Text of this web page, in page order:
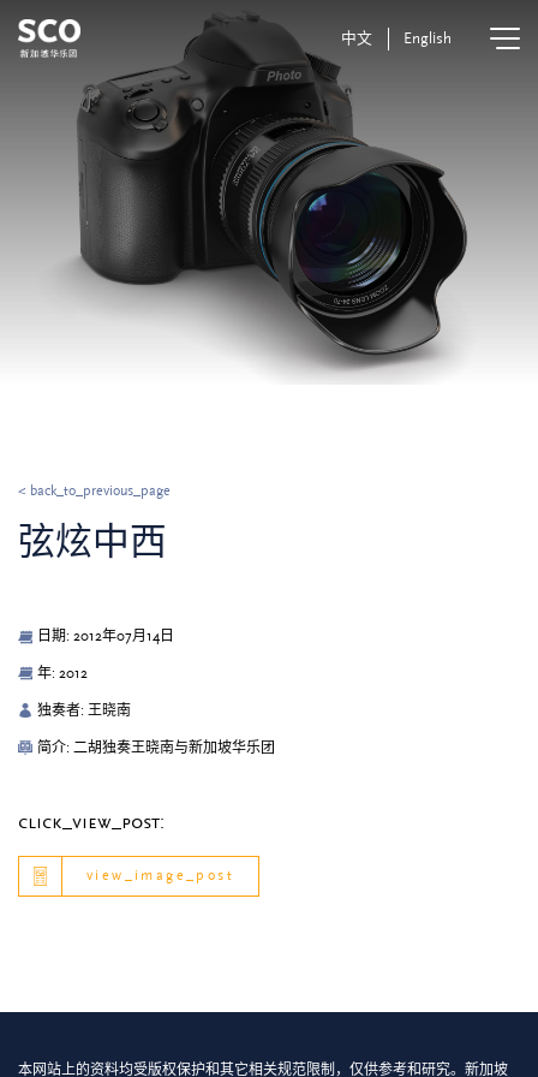
中文 English
< back_to_previous_page
弦炫中西
日期: 2012年07月14日
年: 2012
独奏者: 王晓南
简介: 二胡独奏王晓南与新加坡华乐团
click_view_post:
view_image_post
本网站上的资料均受版权保护和其它相关规范限制，仅供参考和研究。新加坡